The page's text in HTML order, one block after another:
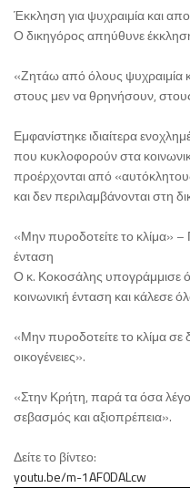
Έκκληση για ψυχραιμία και
Ο δικηγόρος απηύθυνε
«Ζητάω από όλους ψυχραιμία
στους μεν να θρηνήσουν,
Εμφανίστηκε ιδιαίτερα
που κυκλοφορούν στα
προέρχονται από
και δεν περιλαμβάνονται στη
«Μην πυροδοτείτε το κλίμα» –
ένταση
Ο κ. Κοκοσάλης υπογράμμισε
κοινωνική ένταση και κάλεσε
«Μην πυροδοτείτε το κλίμα σε
οικογένειες».
«Στην Κρήτη, παρά τα όσα
σεβασμός και αξιοπρέπεια».
Δείτε το βίντεο:
youtu.be/m-1AF0DALcw